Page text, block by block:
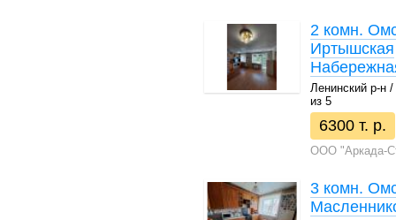
2 комн.
Иртышская
Ленинский р-н
из 5
6300 т. р.
ООО "Аркада-
3 комн.